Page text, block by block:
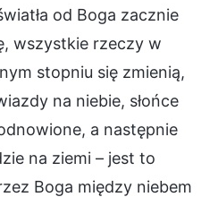
od Boga zacznie
wszystkie rzeczy w
stopniu się zmienią,
na niebie, słońce
a następnie
na ziemi – jest to
Boga między niebem